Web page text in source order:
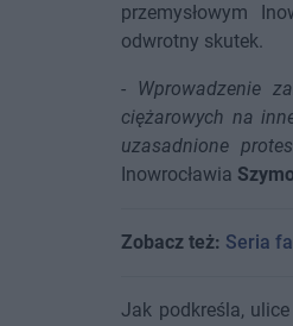
przemysłowym
odwrotny skutek.
- Wprowadzenie
ciężarowych na
uzasadnione
Inowrocławia
Zobacz też: Seria
Jak podkreśla,